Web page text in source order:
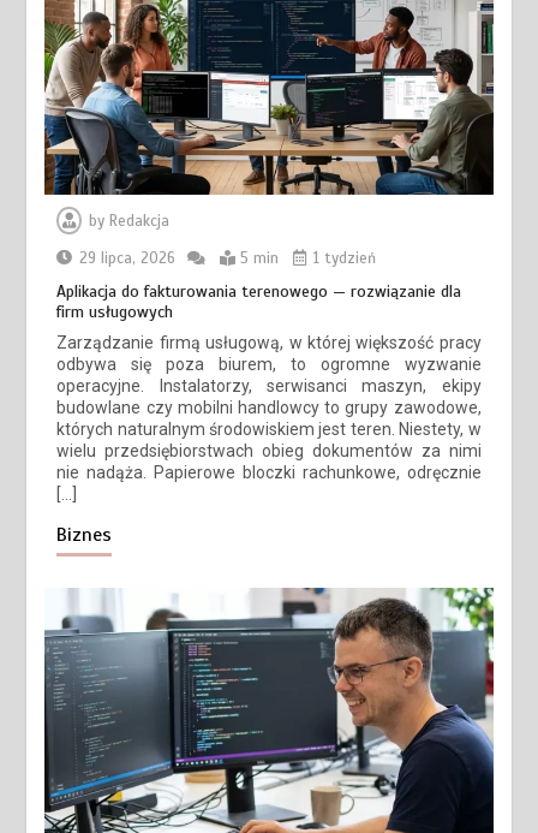
by Redakcja
29 lipca, 2026
5 min 1 tydzień
Aplikacja do fakturowania terenowego — rozwiązanie dla
firm usługowych
Zarządzanie firmą usługową, w której większość pracy
odbywa się poza biurem, to ogromne wyzwanie
operacyjne. Instalatorzy, serwisanci maszyn, ekipy
budowlane czy mobilni handlowcy to grupy zawodowe,
których naturalnym środowiskiem jest teren. Niestety, w
wielu przedsiębiorstwach obieg dokumentów za nimi
nie nadąża. Papierowe bloczki rachunkowe, odręcznie
Biznes